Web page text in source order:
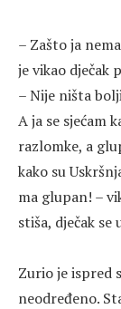
– Zašto ja
je vikao dječak
– Nije ništa
A ja se sjećam
razlomke, a
kako su
ma glupan! –
stiša, dječak se
Zurio je ispred
neodređeno.